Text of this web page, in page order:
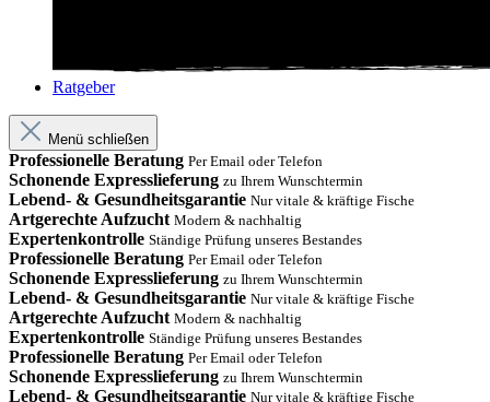
Ratgeber
Menü schließen
Professionelle Beratung Per Email oder Telefon
Schonende Expresslieferung zu Ihrem Wunschtermin
Lebend- & Gesundheitsgarantie Nur vitale & kräftige Fische
Artgerechte Aufzucht Modern & nachhaltig
Expertenkontrolle Ständige Prüfung unseres Bestandes
Professionelle Beratung Per Email oder Telefon
Schonende Expresslieferung zu Ihrem Wunschtermin
Lebend- & Gesundheitsgarantie Nur vitale & kräftige Fische
Artgerechte Aufzucht Modern & nachhaltig
Expertenkontrolle Ständige Prüfung unseres Bestandes
Professionelle Beratung Per Email oder Telefon
Schonende Expresslieferung zu Ihrem Wunschtermin
Lebend- & Gesundheitsgarantie Nur vitale & kräftige Fische